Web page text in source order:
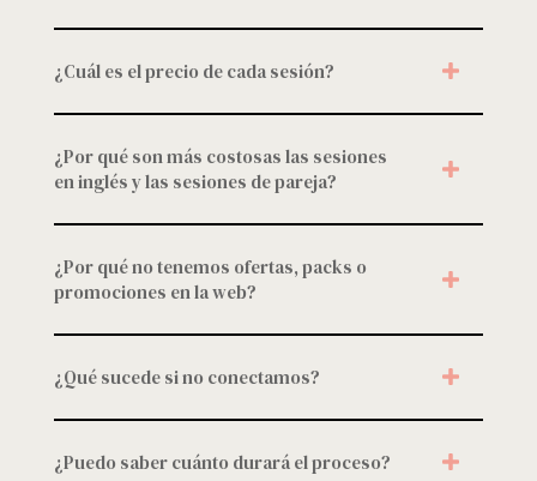
¿Cuál es el precio de cada sesión?
¿Por qué son más costosas las sesiones
en inglés y las sesiones de pareja?
¿Por qué no tenemos ofertas, packs o
promociones en la web?
¿Qué sucede si no conectamos?
¿Puedo saber cuánto durará el proceso?